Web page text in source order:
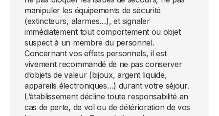
manipuler les équipements de sécurité
(extincteurs, alarmes…), et signaler
immédiatement tout comportement ou objet
suspect à un membre du personnel.
Concernant vos effets personnels, il est
vivement recommandé de ne pas conserver
d’objets de valeur (bijoux, argent liquide,
appareils électroniques…) durant votre séjour.
L’établissement décline toute responsabilité en
cas de perte, de vol ou de détérioration de vos